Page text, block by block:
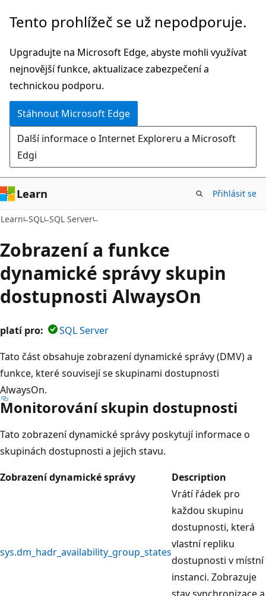
Přeskočit
hlavní
obsah
Tento prohlížeč se už nepodporuje.
Upgradujte na Microsoft Edge, abyste mohli využívat
nejnovější funkce, aktualizace zabezpečení a
technickou podporu.
Stáhnout Microsoft Edge
Další informace o Internet Exploreru a Microsoft
Edgi
Learn Přihlásit se
Learn SQL SQL Server
Zobrazení a funkce
dynamické správy skupin
dostupnosti AlwaysOn
platí pro:
SQL Server
Tato část obsahuje zobrazení dynamické správy (DMV) a
funkce, které souvisejí se skupinami dostupnosti
AlwaysOn.
Monitorování skupin dostupnosti
Tato zobrazení dynamické správy poskytují informace o
skupinách dostupnosti a jejich stavu.
Zobrazení dynamické správy
Description
sys.dm_hadr_availability_group_states
Vrátí řádek pro
každou skupinu
dostupnosti, která
vlastní repliku
dostupnosti v místní
instanci. Zobrazuje
stav synchronizace a